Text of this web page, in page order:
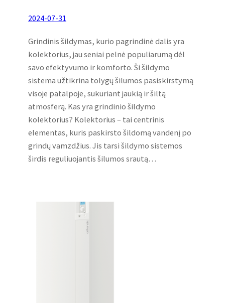
2024-07-31
Grindinis šildymas, kurio pagrindinė dalis yra
kolektorius, jau seniai pelnė populiarumą dėl
savo efektyvumo ir komforto. Ši šildymo
sistema užtikrina tolygų šilumos pasiskirstymą
visoje patalpoje, sukuriant jaukią ir šiltą
atmosferą. Kas yra grindinio šildymo
kolektorius? Kolektorius – tai centrinis
elementas, kuris paskirsto šildomą vandenį po
grindų vamzdžius. Jis tarsi šildymo sistemos
širdis reguliuojantis šilumos srautą…